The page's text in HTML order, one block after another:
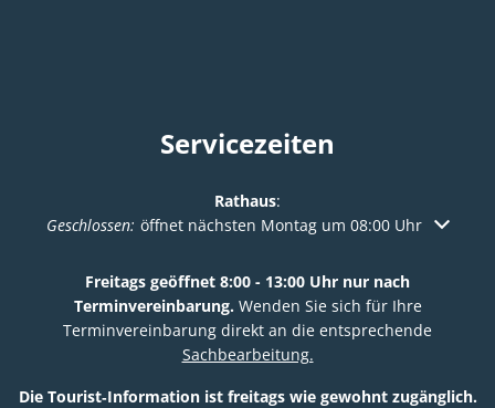
Servicezeiten
Rathaus:
Klicken, um weitere Öffnungs- oder Schließzeiten
Geschlossen: öffnet nächsten Montag um 08:00 Uhr
Freitags geöffnet 8:00 - 13:00 Uhr nur nach
Terminvereinbarung. Wenden Sie sich für Ihre
Terminvereinbarung direkt an die entsprechende
Sachbearbeitung.
Die Tourist‑Information ist freitags wie gewohnt zugänglich.